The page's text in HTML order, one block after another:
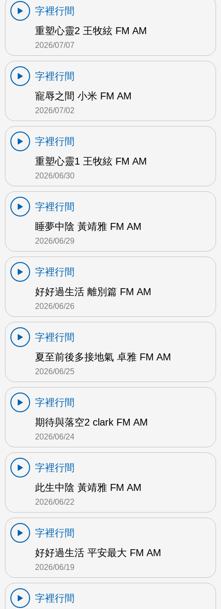
字裡行間
重塑心靈2 王牧絃 FM AM
2026/07/07
字裡行間
寵辱之間 小米 FM AM
2026/07/02
字裡行間
重塑心靈1 王牧絃 FM AM
2026/06/30
字裡行間
睡夢中陰 黃靖雅 FM AM
2026/06/29
字裡行間
好好過生活 離別篇 FM AM
2026/06/26
字裡行間
夏至前後多接地氣 卓雅 FM AM
2026/06/25
字裡行間
期待與落空2 clark FM AM
2026/06/24
字裡行間
此生中陰 黃靖雅 FM AM
2026/06/22
字裡行間
好好過生活 平安最大 FM AM
2026/06/19
字裡行間